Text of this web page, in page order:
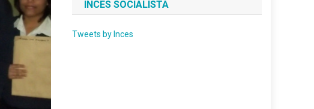
INCES SOCIALISTA
Tweets by Inces